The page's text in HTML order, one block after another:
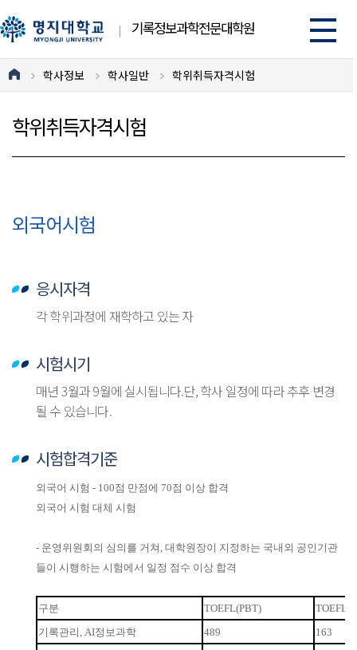
기록정보과학전문대학원
학사정보 학사일반 학위취득자격시험
학위취득자격시험
외국어시험
응시자격
각 학위과정에 재학하고 있는 자
시험시기
매년 3월과 9월에 실시됩니다.단, 학사 일정에 따라 추후 변경
될 수 있습니다.
시험합격기준
외국어 시험 - 100점 만점에 70점 이상 합격
외국어 시험 대체 시험
- 운영위원회의 심의를 거쳐, 대학원장이 지정하는 국내외 공인기관
들이 시행하는 시험에서 일정 점수 이상 합격
구분 TOEFL(PBT)
기록관리 AI정보과학 489
163